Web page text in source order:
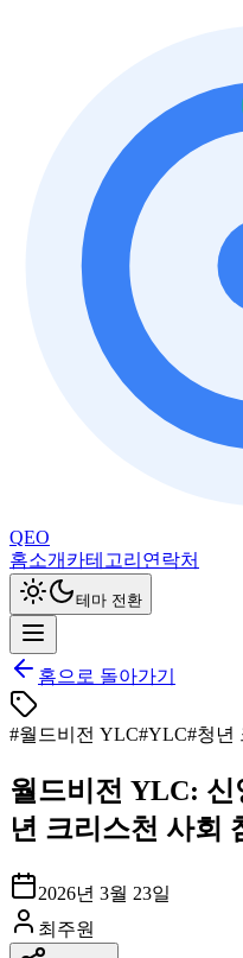
QEO
홈소개 카테고리 연락처
테마 전환
홈으로 돌아가기
#월드비전 YLC#YLC#청년
월드비전 YLC: 신
년 크리스천 사회
2026년 3월 23일
최주원